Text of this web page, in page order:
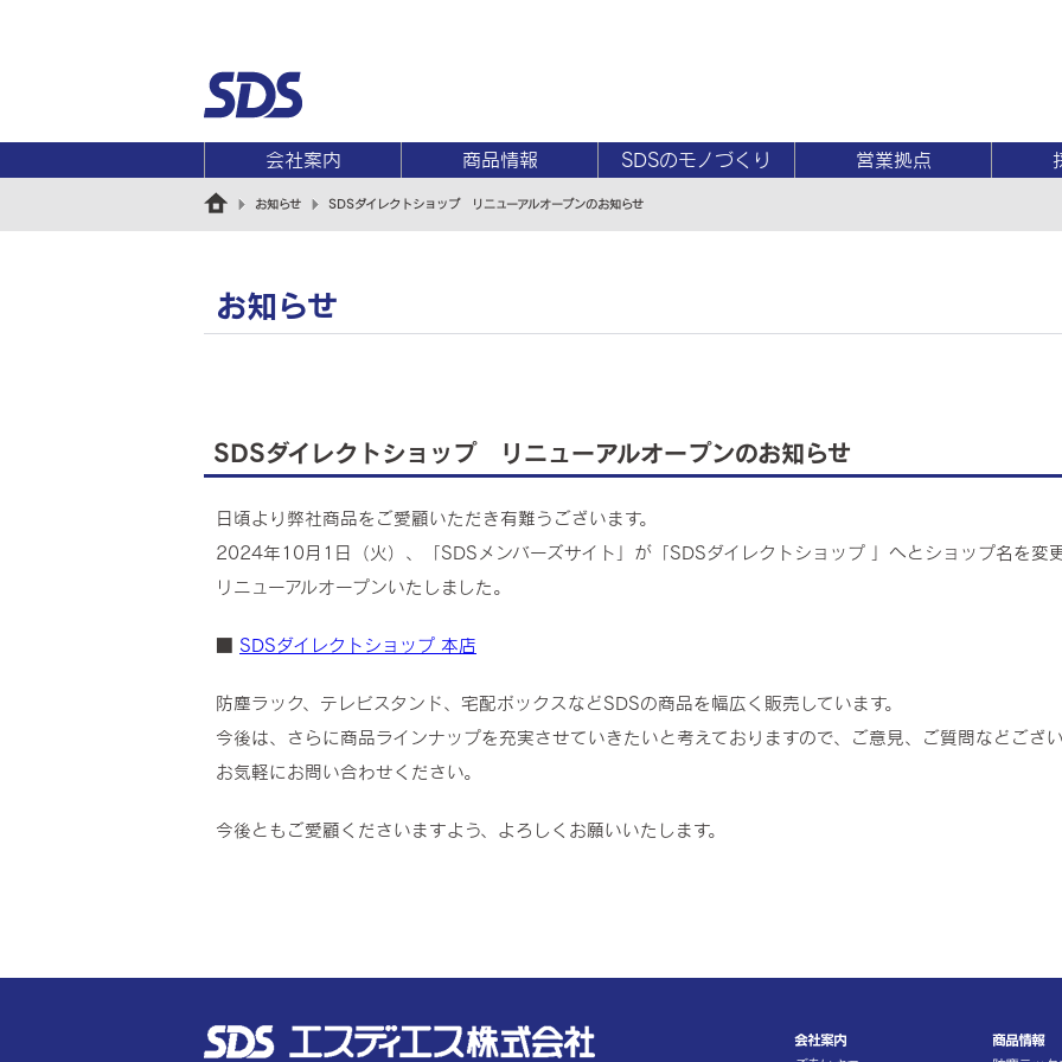
会社案内 商品情報 SDSのモノづくり 営業拠点
お知らせ SDSダイレクトショップ リニューアルオープンのお知らせ
お知らせ
SDSダイレクトショップ リニューアルオープンのお知らせ
日頃より弊社商品をご愛顧いただき有難うございます。
2024年10月1日（火）、「SDSメンバーズサイト」が「SDSダイレクトショップ 」へとショップ名を変更
リニューアルオープンいたしました。
SDSダイレクトショップ 本店
防塵ラック、テレビスタンド、宅配ボックスなどSDSの商品を幅広く販売しています。
今後は、さらに商品ラインナップを充実させていきたいと考えておりますので、
ご意見、ご質問などござい
お気軽にお問い合わせください。
今後ともご愛顧くださいますよう、よろしくお願いいたします。
会社案内
商品情報